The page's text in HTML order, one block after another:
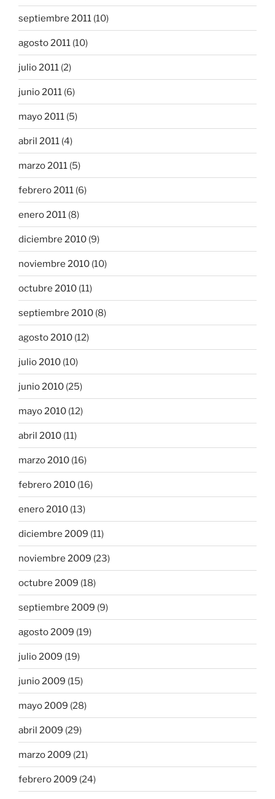
septiembre 2011 (10)
agosto 2011 (10)
julio 2011 (2)
junio 2011 (6)
mayo 2011 (5)
abril 2011 (4)
marzo 2011 (5)
febrero 2011 (6)
enero 2011 (8)
diciembre 2010 (9)
noviembre 2010 (10)
octubre 2010 (11)
septiembre 2010 (8)
agosto 2010 (12)
julio 2010 (10)
junio 2010 (25)
mayo 2010 (12)
abril 2010 (11)
marzo 2010 (16)
febrero 2010 (16)
enero 2010 (13)
diciembre 2009 (11)
noviembre 2009 (23)
octubre 2009 (18)
septiembre 2009 (9)
agosto 2009 (19)
julio 2009 (19)
junio 2009 (15)
mayo 2009 (28)
abril 2009 (29)
marzo 2009 (21)
febrero 2009 (24)